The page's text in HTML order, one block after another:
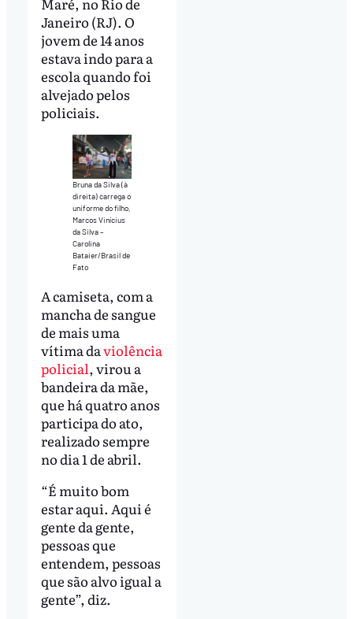
Janeiro (RJ). O
jovem de 14 anos
estava indo para a
escola quando foi
alvejado pelos
policiais.
Bruna da Silva (à
direita) carrega o
uniforme do filho,
Marcos Vinícius
da Silva –
Carolina
Bataier/Brasil de
Fato
A camiseta, com a
mancha de sangue
de mais uma
vítima daviolência
policial, virou a
bandeira da mãe,
que há quatro anos
participa do ato,
realizado sempre
no dia 1 de abril.
“É muito bom
estar aqui. Aqui é
gente da gente,
pessoas que
entendem, pessoas
que são alvo igual a
gente”, diz.